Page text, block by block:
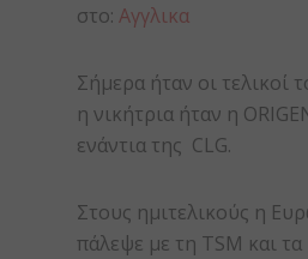
στο: Αγγλικα
Σήμερα ήταν οι τελικοί
η νικήτρια ήταν η
ενάντια της CLG.
Στους ημιτελικούς η
πάλεψε με τη TSM και τα